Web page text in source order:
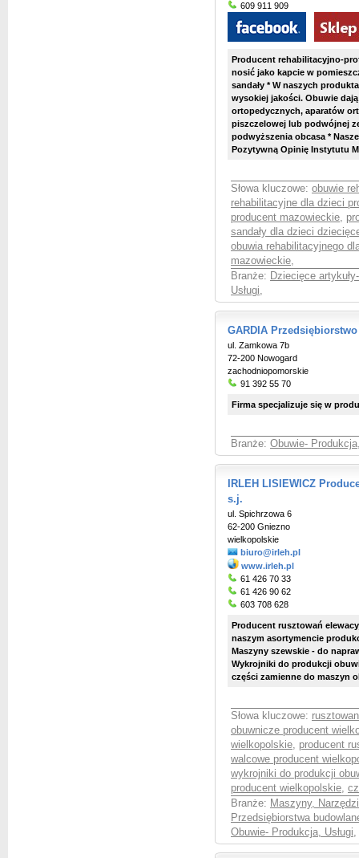
609 911 909
Producent rehabilitacyjno-
nosić jako kapcie w
sandały * W naszych
wysokiej jakości. Obuwie
ortopedycznych, aparatów
piszczelowej lub podwójnej
podwyższenia obcasa *
Pozytywną Opinię Instytutu
Słowa kluczowe: obuwie
rehabilitacyjne dla dzieci
producent mazowieckie,
sandały dla dzieci
obuwia rehabilitacyjnego
mazowieckie,
Branże: Dziecięce
Usługi,
GARDIA
ul. Zamkowa 7b
72-200 Nowogard
zachodniopomorskie
91 392 55 70
Firma specjalizuje się w
Branże: Obuwie-
IRLEH LISIEWICZ
s.j.
ul. Spichrzowa 6
62-200 Gniezno
wielkopolskie
biuro@irleh.pl
www.irleh.pl
61 426 70 33
61 426 90 62
603 708 628
Producent rusztowań
naszym asortymencie
Maszyny szewskie - do
Wykrojniki do produkcji
części zamienne do maszyn
Słowa kluczowe:
obuwnicze producent
wielkopolskie, producent
walcowe producent
wykrojniki do produkcji
producent wielkopolskie,
Branże: Maszyny,
Przedsiębiorstwa
Obuwie- Produkcja, Usługi,